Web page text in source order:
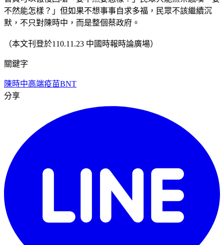
不然能怎樣？」但如果不想事事自求多福，民眾不該繼續沉
默，不只對陳時中，而是整個蔡政府。
（本文刊登於110.11.23 中國時報時論廣場）
關鍵字
陳時中高端疫苗BNT
分享